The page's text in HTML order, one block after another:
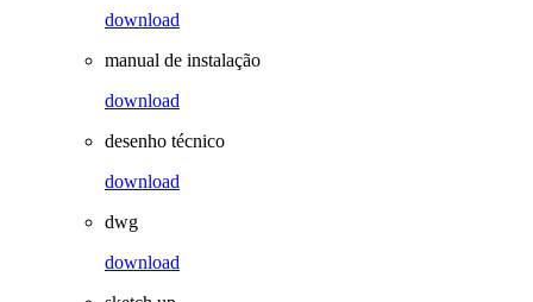
download
manual de instalação
download
desenho técnico
download
dwg
download